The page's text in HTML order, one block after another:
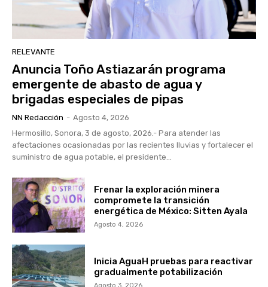
RELEVANTE
Anuncia Toño Astiazarán programa
emergente de abasto de agua y
brigadas especiales de pipas
NN Redacción - Agosto 4, 2026
Hermosillo, Sonora, 3 de agosto, 2026.- Para atender las
afectaciones ocasionadas por las recientes lluvias y fortalecer el
suministro de agua potable, el presidente...
Frenar la exploración minera
compromete la transición
energética de México: Sitten Ayala
Agosto 4, 2026
Inicia AguaH pruebas para reactivar
gradualmente potabilización